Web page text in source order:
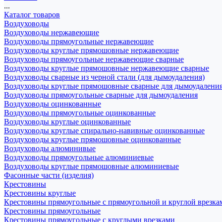
...
Каталог товаров
Воздуховоды
Воздуховоды нержавеющие
Воздуховоды прямоугольные нержавеющие
Воздуховоды круглые прямошовные нержавеющие
Воздуховоды прямоугольные нержавеющие сварные
Воздуховоды круглые прямошовные нержавеющие сварные
Воздуховоды сварные из черной стали (для дымоудаления)
Воздуховоды круглые прямошовные сварные для
Воздуховоды прямоугольные сварные для дымоудаления
Воздуховоды оцинкованные
Воздуховоды прямоугольные оцинкованные
Воздуховоды круглые оцинкованные
Воздуховоды круглые спирально-навивные оцинкованные
Воздуховоды круглые прямошовные оцинкованные
Воздуховоды алюминивые
Воздуховоды прямоугольные алюминиевые
Воздуховоды круглые прямошовные алюминиевые
Фасонные части (изделия)
Крестовины
Крестовины круглые
Крестовины прямоугольные с прямоугольной и круглой
Крестовины прямоугольные
Крестовины прямоугольные с круглыми врезками